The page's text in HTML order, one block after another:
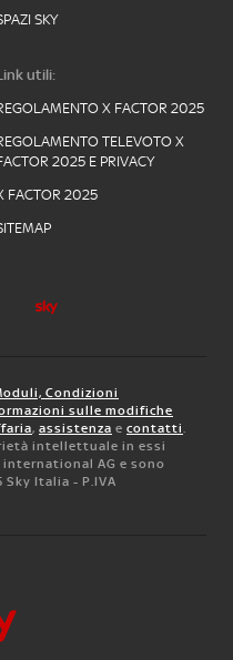
SKY
utili:
X FACTOR 2025
TELEVOTO X
2025 E PRIVACY
FACTOR 2025
Condizioni
sulle modifiche
, assistenza e contatti.
intellettuale in essi
AG e sono
Italia - P.IVA